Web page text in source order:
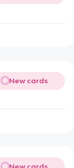
New cards